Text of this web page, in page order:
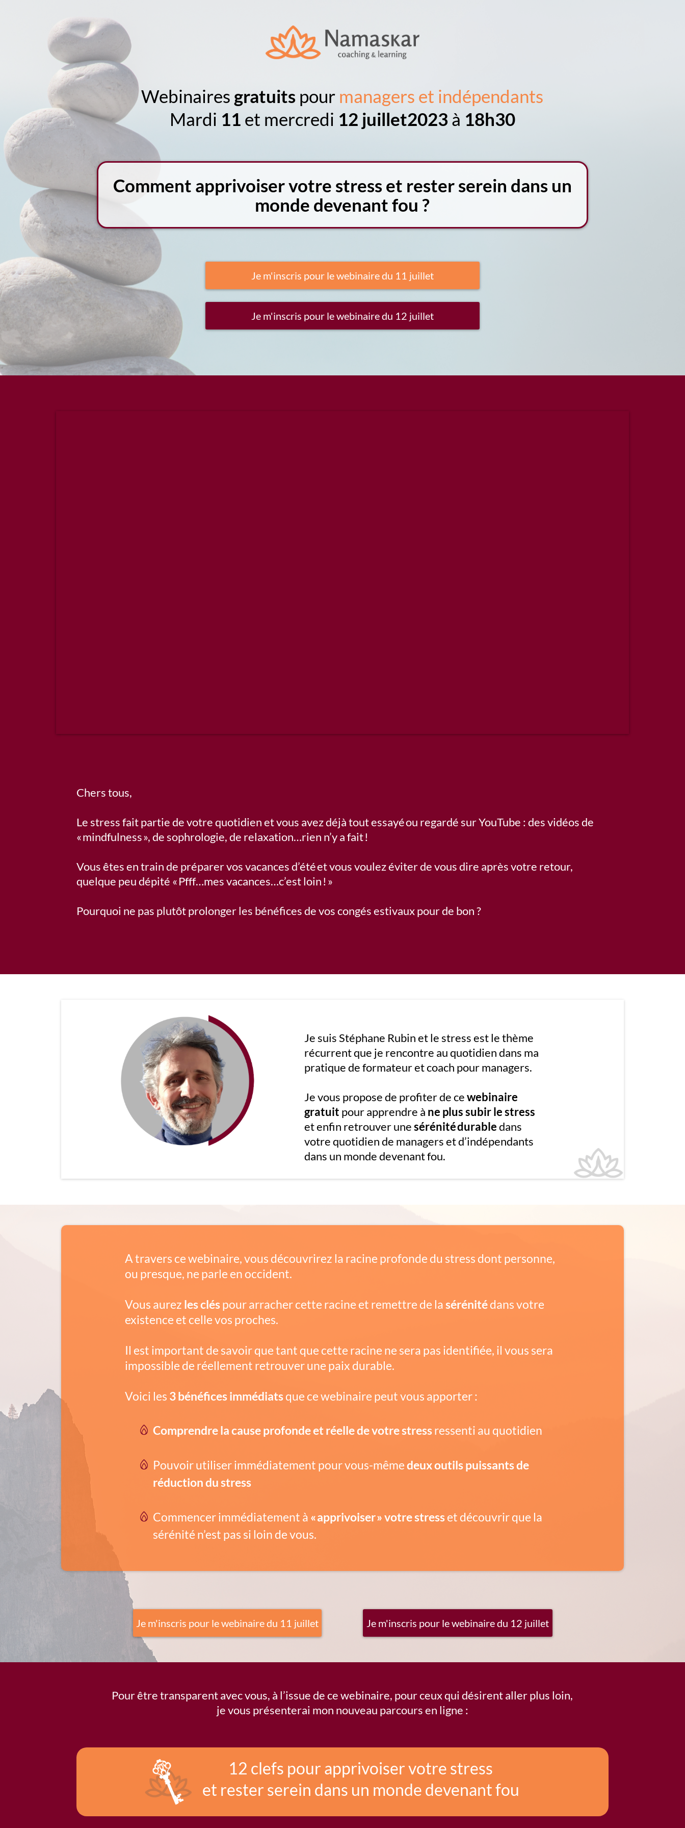
Webinaires gratuits pour managers et indépendants
Mardi 11 et mercredi 12 juillet2023 à 18h30
Comment apprivoiser votre stress et rester serein dans un
monde devenant fou ?
Je m'inscris pour le webinaire du 11 juillet
Je m'inscris pour le webinaire du 12 juillet
Chers tous,
Le stress fait partie de votre quotidien et vous avez déjà tout essayé ou regardé sur YouTube : des vidéos de
« mindfulness », de sophrologie, de relaxation…rien n’y a fait !
Vous êtes en train de préparer vos vacances d’été et vous voulez éviter de vous dire après votre retour,
quelque peu dépité « Pfff…mes vacances…c’est loin ! »
Pourquoi ne pas plutôt prolonger les bénéfices de vos congés estivaux pour de bon ?
Je suis Stéphane Rubin et le stress est le thème
récurrent que je rencontre au quotidien dans ma
pratique de formateur et coach pour managers.
Je vous propose de profiter de cewebinaire
gratuit pour apprendre à ne plus subir le stress
et enfin retrouver unesérénité durabledans
votre quotidien de managers et d’indépendants
dans un monde devenant fou.
A travers ce webinaire, vous découvrirez la racine profonde du stress dont personne,
ou presque, ne parle en occident.
Vous aurez les cléspour arracher cette racine et remettre de lasérénitédans votre
existence et celle vos proches.
Il est important de savoir que tant que cette racine ne sera pas identifiée, il vous sera
impossible de réellement retrouver une paix durable.
Voici les 3 bénéfices immédiatsque ce webinaire peut vous apporter :
Comprendre la cause profonde et réelle de votre stressressenti au quotidien
Pouvoir utiliser immédiatement pour vous-mêmedeux outils puissants de
réduction du stress
Commencer immédiatement à « apprivoiser » votre stresset découvrir que la
sérénité n’est pas si loin de vous.
Je m'inscris pour le webinaire du 11 juillet Je m'inscris pour le webinaire du 12 juillet
Pour être transparent avec vous, à l’issue de ce webinaire, pour ceux qui désirent aller plus loin,
je vous présenterai mon nouveau parcours en ligne :
12 clefs pour apprivoiser votre stress
et rester serein dans un monde devenant fou